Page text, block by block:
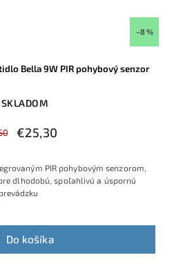
–8 %
Bella 9W PIR pohybový senzor
SKLADOM
€25,30
Do košíka
PIR pohybovým senzorom,
dlhodobú, spoľahlivú a úspornú
prevádzku